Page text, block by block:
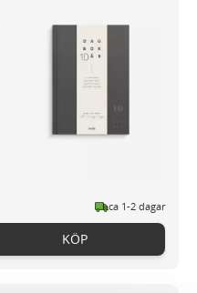
ca 1-2 dagar
KÖP